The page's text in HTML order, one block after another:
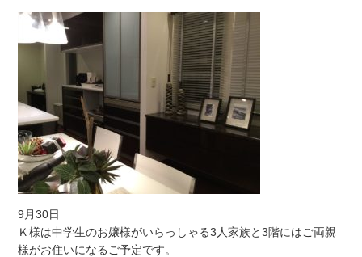
9月30日
Ｋ様は中学生のお嬢様がいらっしゃる3人家族と3階にはご両親
様がお住いになるご予定です。